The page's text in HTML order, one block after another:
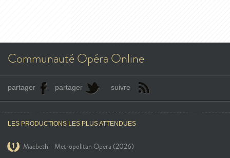
Communauté Opéra Online
partager partager suivre
LES PRODUCTIONS LES PLUS ATTENDUES
Macbeth - Metropolitan Opera (2026)